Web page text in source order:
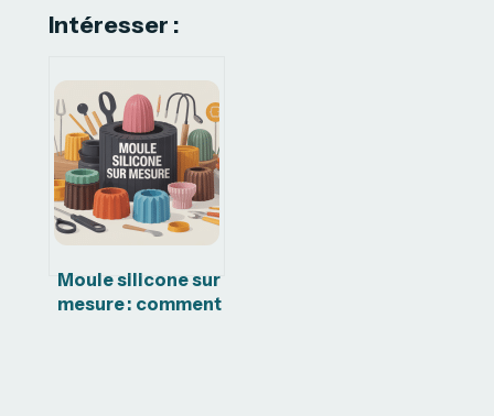
Intéresser :
Moule silicone sur
mesure : comment